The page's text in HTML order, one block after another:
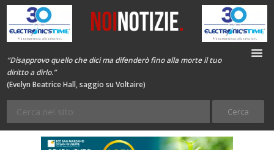
“Disapprovo quello che dici ma difenderò fino alla morte il tuo
diritto a dirlo.”
(Evelyn Beatrice Hall, saggio su Voltaire)